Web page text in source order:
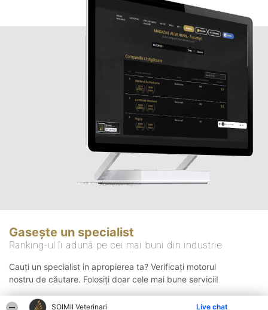
ȘOIMII Veterinari Live chat
Gasește un specialist
Ranking-ul îi adună pe cei mai buni din industrie
Cauți un specialist in apropierea ta? Verificați motorul
nostru de căutare. Folosiți doar cele mai bune servicii!